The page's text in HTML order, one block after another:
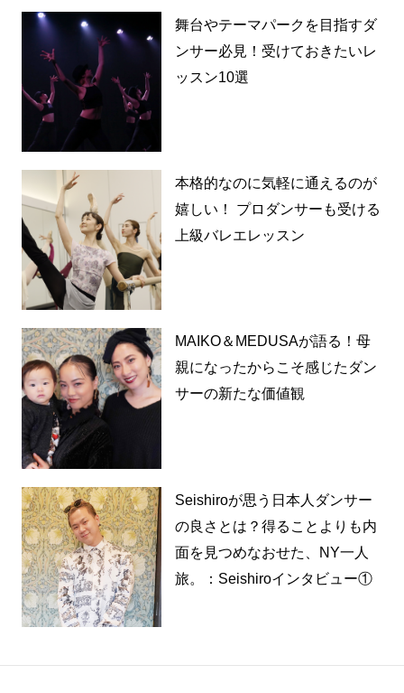
舞台やテーマパークを目指すダ
ンサー必見！受けておきたいレ
ッスン10選
本格的なのに気軽に通えるのが
嬉しい！ プロダンサーも受ける
上級バレエレッスン
MAIKO＆MEDUSAが語る！母
親になったからこそ感じたダン
サーの新たな価値観
Seishiroが思う日本人ダンサー
の良さとは？得ることよりも内
面を見つめなおせた、NY一人
旅。：Seishiroインタビュー①